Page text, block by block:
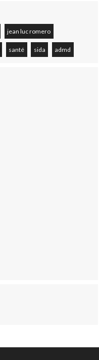
jean luc romero
santé sida admd